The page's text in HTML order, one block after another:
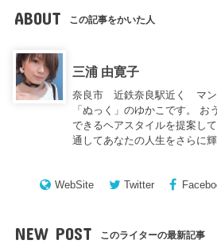
ABOUT この記事をかいた人
三浦 由寛子
奈良市 近鉄奈良駅近く マン
「ぬっく」のゆかこです。 お
できるヘアスタイルを提案し
通してあなたの人生をさらに
WebSite Twitter
NEW POST このライターの最新記事